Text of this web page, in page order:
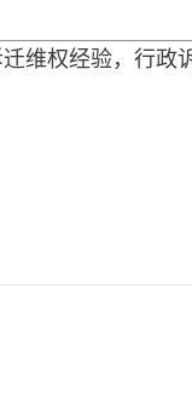
维权经验，行政